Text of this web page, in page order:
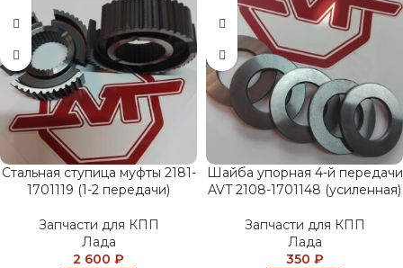
Стальная ступица муфты 2181-
1701119 (1-2 передачи)
Запчасти для КПП
Лада
2 600 ₽
Шайба упорная 4-й передачи
AVT 2108-1701148 (усиленная)
Запчасти для КПП
Лада
350 ₽